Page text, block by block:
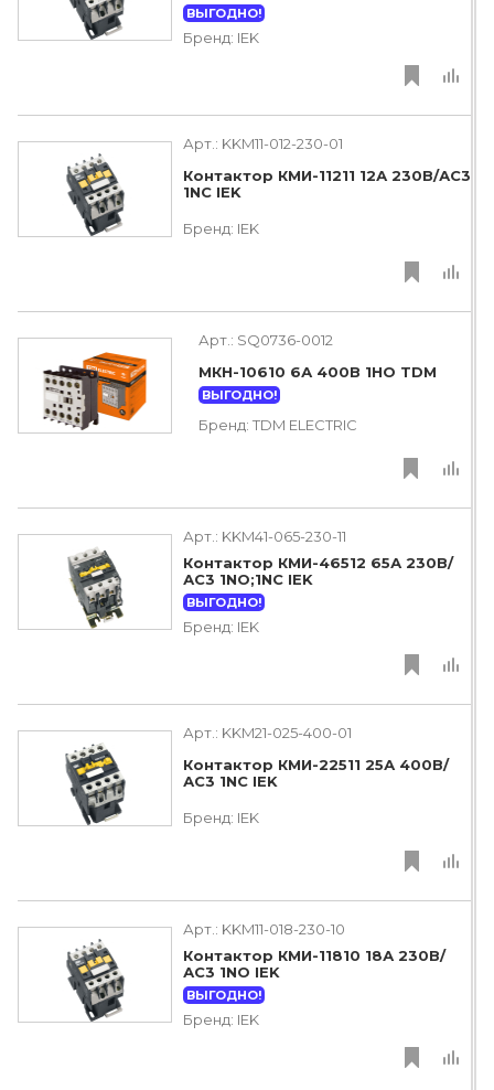
ВЫГОДНО!
Бренд: IEK
Арт.: KKM11-012-230-01
Контактор КМИ-11211 12А 230В/АС3
1NC IEK
Бренд: IEK
Арт.: SQ0736-0012
МКН-10610 6А 400В 1НО TDM
ВЫГОДНО!
Бренд:TDM ЕLECTRIC
Арт.: KKM41-065-230-11
Контактор КМИ-46512 65А 230В/
АС3 1NO;1NC IEK
ВЫГОДНО!
Бренд: IEK
Арт.: KKM21-025-400-01
Контактор КМИ-22511 25А 400В/
АС3 1NC IEK
Бренд: IEK
Арт.: KKM11-018-230-10
Контактор КМИ-11810 18А 230В/
АС3 1NO IEK
ВЫГОДНО!
Бренд: IEK